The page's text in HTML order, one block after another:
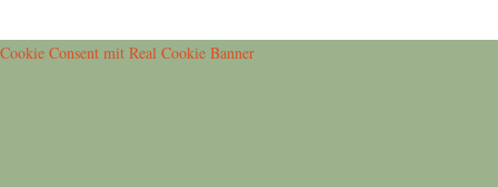
Cookie Consent mit Real Cookie Banner